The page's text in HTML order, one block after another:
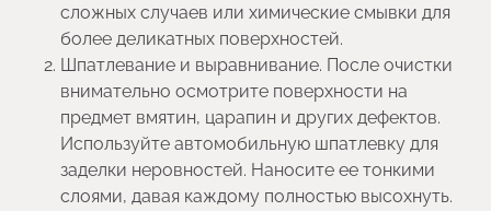
сложных случаев или химические смывки для
более деликатных поверхностей.
Шпатлевание и выравнивание. После очистки
внимательно осмотрите поверхности на
предмет вмятин, царапин и других дефектов.
Используйте автомобильную шпатлевку для
заделки неровностей. Наносите ее тонкими
слоями, давая каждому полностью высохнуть.